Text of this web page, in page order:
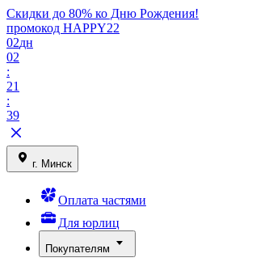
Скидки до 80% ко Дню Рождения!
промокод HAPPY22
02дн
02
:
21
:
39
г. Минск
Оплата частями
Для юрлиц
Покупателям